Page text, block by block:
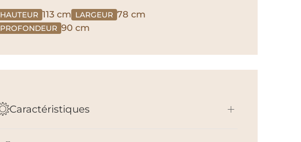
HAUTEUR 113 cm LARGEUR 78 cm
PROFONDEUR 90 cm
Caractéristiques